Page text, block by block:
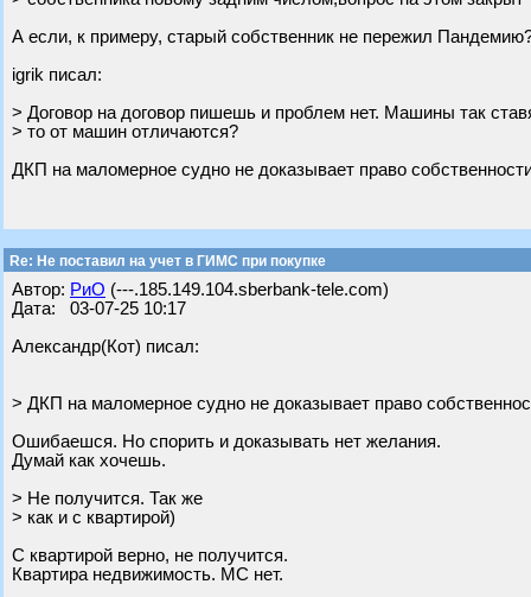
А если, к примеру, старый собственник не пережил
igrik писал:
> Договор на договор пишешь и проблем нет. Машины так
> то от машин отличаются?
ДКП на маломерное судно не доказывает право
Re: Не поставил на учет в ГИМС при покупке
Автор: РиО (---.185.149.104.sberbank-tele.com)
Дата: 03-07-25 10:17
Александр(Кот) писал:
> ДКП на маломерное судно не доказывает право
Ошибаешся. Но спорить и доказывать нет желания.
Думай как хочешь.
> Не получится. Так же
> как и с квартирой)
С квартирой верно, не получится.
Квартира недвижимость. МС нет.